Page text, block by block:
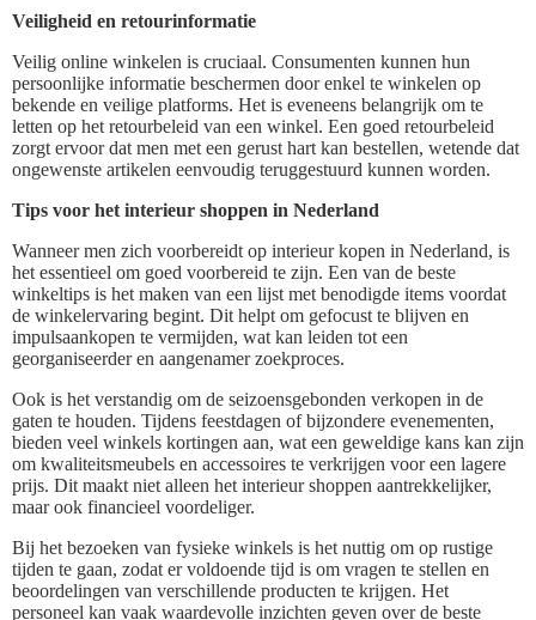
Veiligheid en retourinformatie
Veilig online winkelen is cruciaal. Consumenten kunnen hun
persoonlijke informatie beschermen door enkel te winkelen op
bekende en veilige platforms. Het is eveneens belangrijk om te
letten op het retourbeleid van een winkel. Een goed retourbeleid
zorgt ervoor dat men met een gerust hart kan bestellen, wetende dat
ongewenste artikelen eenvoudig teruggestuurd kunnen worden.
Tips voor het interieur shoppen in Nederland
Wanneer men zich voorbereidt op interieur kopen in Nederland, is
het essentieel om goed voorbereid te zijn. Een van de beste
winkeltips is het maken van een lijst met benodigde items voordat
de winkelervaring begint. Dit helpt om gefocust te blijven en
impulsaankopen te vermijden, wat kan leiden tot een
georganiseerder en aangenamer zoekproces.
Ook is het verstandig om de seizoensgebonden verkopen in de
gaten te houden. Tijdens feestdagen of bijzondere evenementen,
bieden veel winkels kortingen aan, wat een geweldige kans kan zijn
om kwaliteitsmeubels en accessoires te verkrijgen voor een lagere
prijs. Dit maakt niet alleen het interieur shoppen aantrekkelijker,
maar ook financieel voordeliger.
Bij het bezoeken van fysieke winkels is het nuttig om op rustige
tijden te gaan, zodat er voldoende tijd is om vragen te stellen en
beoordelingen van verschillende producten te krijgen. Het
personeel kan vaak waardevolle inzichten geven over de beste